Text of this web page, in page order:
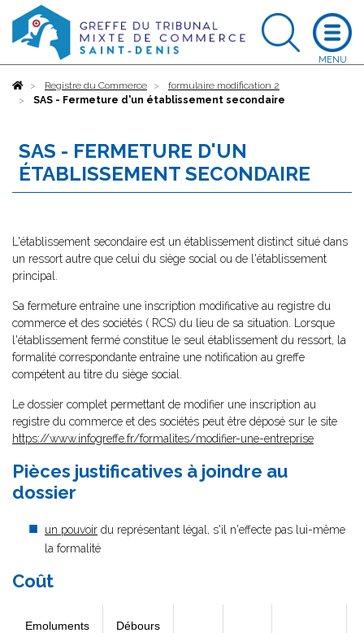
AccueilRegistre du Commerce
formulaire modification 2
SAS - Fermeture d'un établissement secondaire
SAS - FERMETURE D'UN
ÉTABLISSEMENT SECONDAIRE
L'établissement secondaire est un établissement distinct situé dans
un ressort autre que celui du siège social ou de l'établissement
principal.
Sa fermeture entraîne une inscription modificative au registre du
commerce et des sociétés ( RCS) du lieu de sa situation. Lorsque
l'établissement fermé constitue le seul établissement du ressort, la
formalité correspondante entraîne une notification au greffe
compétent au titre du siège social.
Le dossier complet permettant de modifier une inscription au
registre du commerce et des sociétés peut être déposé sur le site
https://www.infogreffe.fr/formalites/modifier-une-entreprise
Pièces justificatives à joindre au
dossier
un pouvoir du représentant légal, s'il n'effecte pas lui-même
la formalité
Coût
Emoluments
Débours